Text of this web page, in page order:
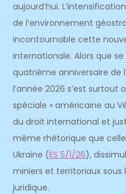
aujourd’hui.
de l’environnement
incontournable cette
internationale. Alors que
quatrième anniversaire de
l’année 2026 s’est surtout
spéciale » américaine au
du droit international et
même rhétorique que
Ukraine (ES 5/1/26),
miniers et territoriaux sous
juridique.